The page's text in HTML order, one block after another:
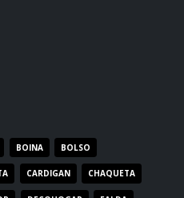
BOINA BOLSO
CARDIGAN CHAQUETA